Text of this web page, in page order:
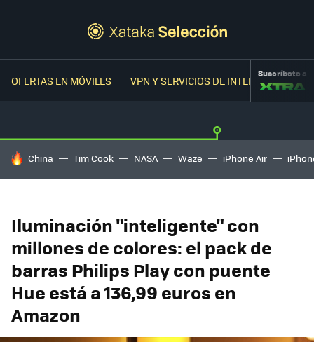
OFERTAS EN MÓVILES VPN Y SERVICIOS DE INTERNETSuscríbete a
HOY SE HABLA DE
China Tim Cook NASA Waze iPhone Air
Iluminación "inteligente" con
millones de colores: el pack de
barras Philips Play con puente
Hue está a 136,99 euros en
Amazon